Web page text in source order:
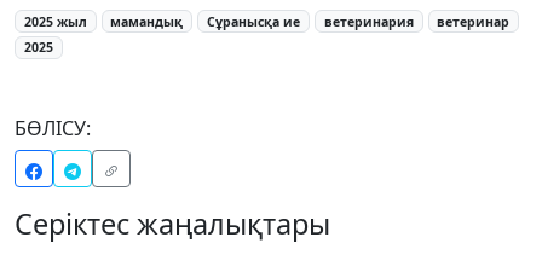
2025 жыл мамандық Сұранысқа ие ветеринария
ветеринар
2025
БӨЛІСУ:
Серіктес жаңалықтары